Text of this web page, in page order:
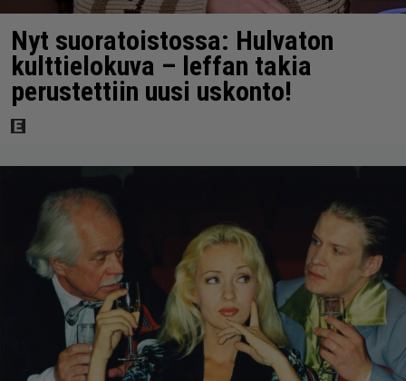
Nyt suoratoistossa: Hulvaton
kulttielokuva – leffan takia
perustettiin uusi uskonto!